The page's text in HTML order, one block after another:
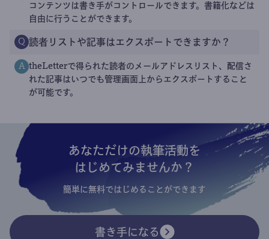
コンテンツは書き手がコントロールできます。書籍化などは
自由に行うことができます。
Q 読者リストや記事はエクスポートできますか？
A theLetterで得られた読者のメールアドレスリスト、配信さ
れた記事はいつでも管理画面上からエクスポートすること
が可能です。
あなただけの執筆活動を
はじめてみませんか？
簡単に無料ではじめることができます
書き手になる